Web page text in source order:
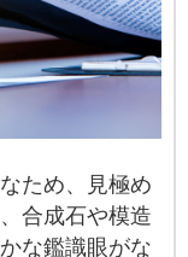
ため、見極め
合成石や模造
な鑑識眼がな